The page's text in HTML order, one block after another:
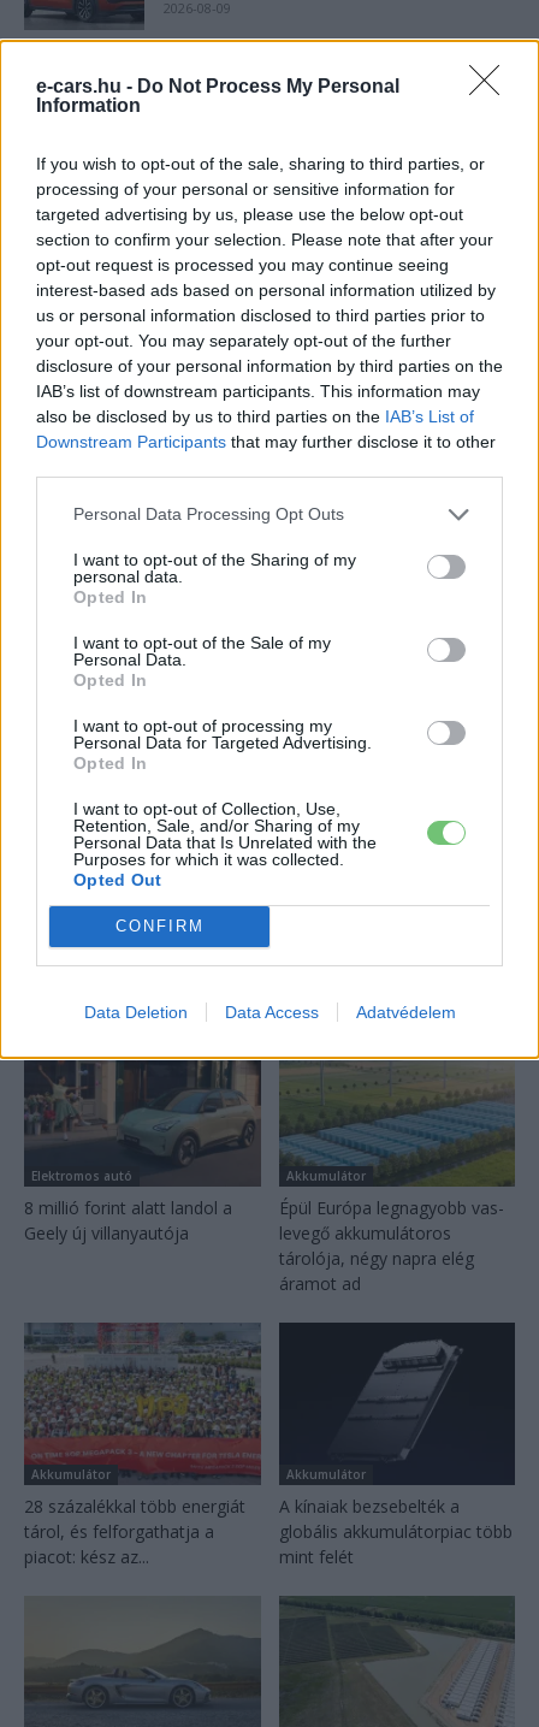
e-cars.hu - Do Not Process My Personal
Information
If you wish to opt-out of the sale, sharing to third parties, or
processing of your personal or sensitive information for
targeted advertising by us, please use the below opt-out
section to confirm your selection. Please note that after your
opt-out request is processed you may continue seeing
interest-based ads based on personal information utilized by
us or personal information disclosed to third parties prior to
your opt-out. You may separately opt-out of the further
disclosure of your personal information by third parties on the
IAB’s list of downstream participants. This information may
also be disclosed by us to third parties on the IAB’s List of
Downstream Participants that may further disclose it to other
Personal Data Processing Opt Outs
I want to opt-out of the Sharing of my
personal data.
Opted In
I want to opt-out of the Sale of my
Personal Data.
Opted In
I want to opt-out of processing my
Personal Data for Targeted Advertising.
Opted In
I want to opt-out of Collection, Use,
Retention, Sale, and/or Sharing of my
Personal Data that Is Unrelated with the
Purposes for which it was collected.
Opted Out
CONFIRM
Data Deletion Data Access Adatvédelem
2026-08-09
Épül Európa legnagyobb vas-levegő
akkumulátoros tárolója, négy napra elég
Amíg Európa áramhiánytól tart, Texas
bevetett egy 500 MWh-s Tesla
energiatárolót
2026-08-09
8500-an rendeltek vakon egy autót, amit
nem láttak — megkezdődött a...
2026-08-07
25 százalékkal sűrűbb energiát rejt az
európai szilárdtest-akkumulátor
2026-08-07
aránya – közben átrendeződött a márkák
Tesla: visszatért a régi árazás a magyar
2026-08-08
villanyautója
2026-08-10
Elektromos autó
8 millió forint alatt landol a
Geely új villanyautója
Akkumulátor
Épül Európa legnagyobb vas-
levegő akkumulátoros
tárolója, négy napra elég
áramot ad
Akkumulátor
28 százalékkal több energiát
tárol, és felforgathatja a
piacot: kész az...
Akkumulátor
A kínaiak bezsebelték a
globális akkumulátorpiac több
mint felét